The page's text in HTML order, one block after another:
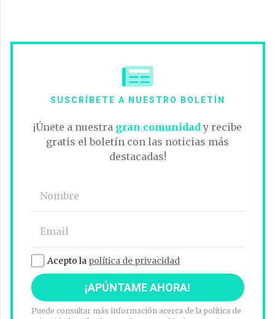
SUSCRÍBETE A NUESTRO BOLETÍN
¡Únete a nuestra gran comunidad y recibe
gratis el boletín con las noticias más
destacadas!
Acepto la política de privacidad
Puede consultar más información acerca de la política de